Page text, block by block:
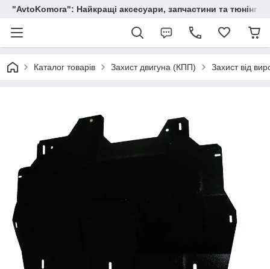
"AvtoKomora": Найкращі аксесуари, запчастини та тюнінг
Каталог товарів Захист двигуна (КПП) Захист від